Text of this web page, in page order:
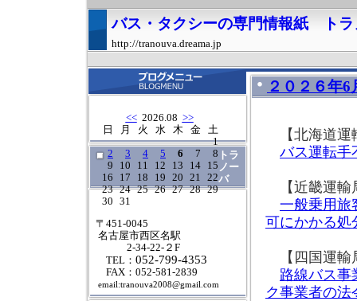
バス・タクシーの専門情報紙 トラ
http://tranouva.dreama.jp
<<2026.08 >>
日
2
9
16
23
30
月
3
10
17
24
31
火
4
11
18
25
水
5
12
19
26
木
6
13
20
27
金
7
14
21
28
土
1
8
15
22
29
トラ
ノー
バ
〒451-0045
名古屋市西区名駅
2-34-22-２F
TEL： 052-799-4353
FAX：052-581-2839
email:tranouva2008@gmail.com
２０２６年
【北海道運
バス運転手
【近畿運輸
一般乗用旅
可にかかる処
【四国運輸
路線バス事
ク事業者の法